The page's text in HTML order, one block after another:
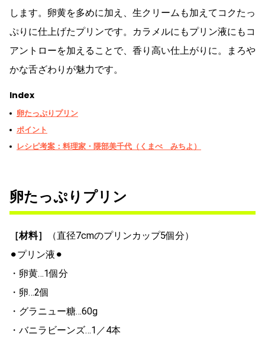
します。卵黄を多めに加え、生クリームも加えてコクたっ
ぷりに仕上げたプリンです。カラメルにもプリン液にもコ
アントローを加えることで、香り高い仕上がりに。まろや
かな舌ざわりが魅力です。
Index
卵たっぷりプリン
ポイント
レシピ考案：料理家・隈部美千代（くまべ みちよ）
卵たっぷりプリン
［材料］
（直径7cmのプリンカップ5個分）
⚫︎プリン液⚫︎
・卵黄…1個分
・卵…2個
・グラニュー糖…60g
・バニラビーンズ…1／4本